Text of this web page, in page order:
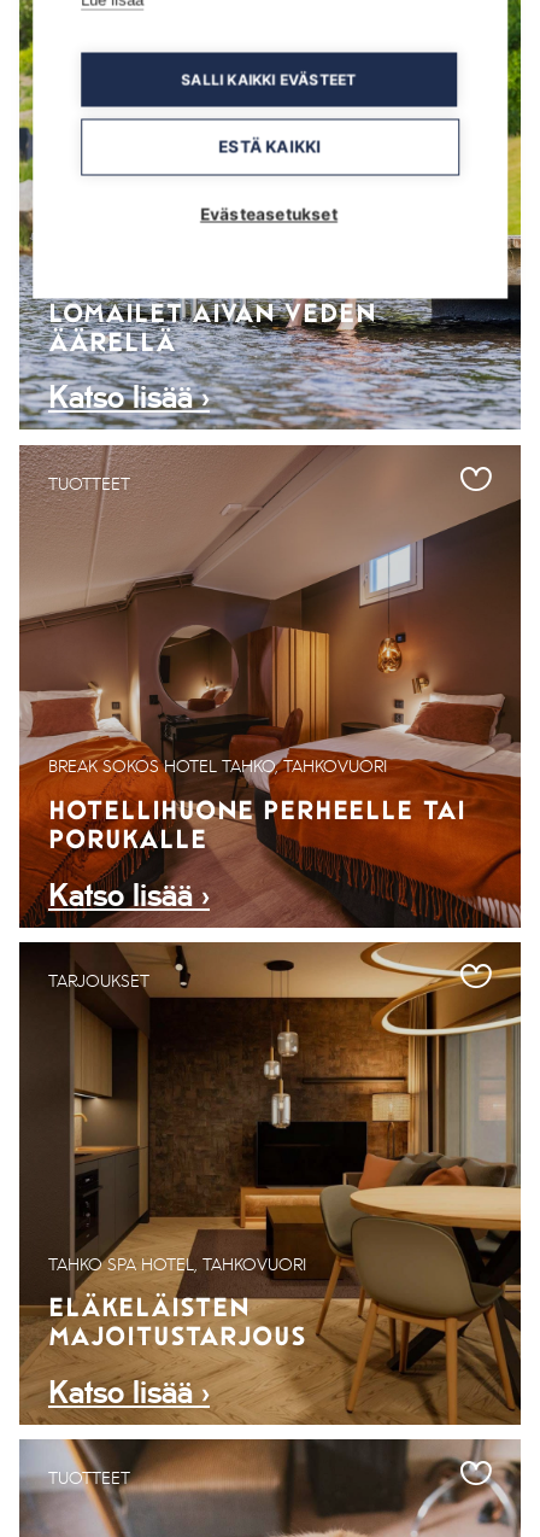
LOMAILET AIVAN VEDEN
ÄÄRELLÄ
Katso lisää ›
TUOTTEET
BREAK SOKOS HOTEL TAHKO, TAHKOVUORI
HOTELLIHUONE PERHEELLE TAI
PORUKALLE
Katso lisää ›
TARJOUKSET
TAHKO SPA HOTEL, TAHKOVUORI
ELÄKELÄISTEN
MAJOITUSTARJOUS
Katso lisää ›
TUOTTEET
SALLI KAIKKI EVÄSTEET
ESTÄ KAIKKI
Evästeasetukset